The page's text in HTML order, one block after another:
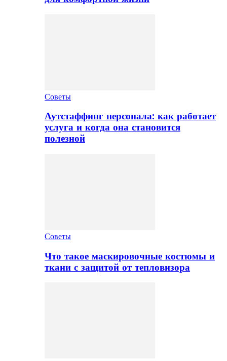
Советы
Аутстаффинг персонала: как работает
услуга и когда она становится
полезной
Советы
Что такое маскировочные костюмы и
ткани с защитой от тепловизора